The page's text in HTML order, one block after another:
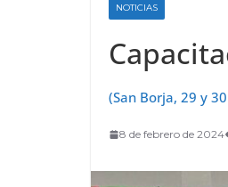
NOTICIAS
(San Borja, 29 y
8 de febrero de 2024